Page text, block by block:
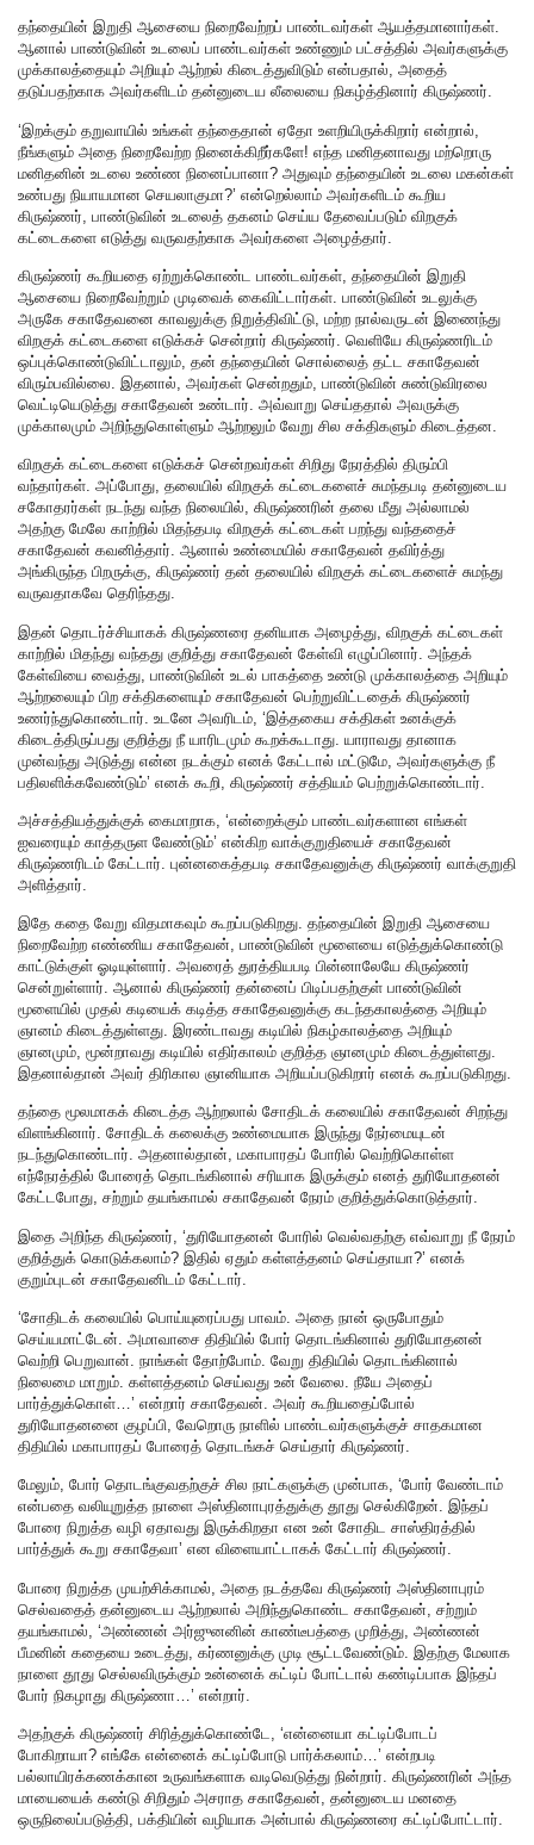
தந்தையின் இறுதி ஆசையை நிறைவேற்றப் பாண்டவர்கள் ஆயத்தமானார்கள்.
ஆனால் பாண்டுவின் உடலைப் பாண்டவர்கள் உண்ணும் பட்சத்தில் அவர்களுக்கு
முக்காலத்தையும் அறியும் ஆற்றல் கிடைத்துவிடும் என்பதால், அதைத்
தடுப்பதற்காக அவர்களிடம் தன்னுடைய லீலையை நிகழ்த்தினார் கிருஷ்ணர்.
‘இறக்கும் தறுவாயில் உங்கள் தந்தைதான் ஏதோ உளறியிருக்கிறார் என்றால்,
நீங்களும் அதை நிறைவேற்ற நினைக்கிறீர்களே! எந்த மனிதனாவது மற்றொரு
மனிதனின் உடலை உண்ண நினைப்பானா? அதுவும் தந்தையின் உடலை மகன்கள்
உண்பது நியாயமான செயலாகுமா?’ என்றெல்லாம் அவர்களிடம் கூறிய
கிருஷ்ணர், பாண்டுவின் உடலைத் தகனம் செய்ய தேவைப்படும் விறகுக்
கட்டைகளை எடுத்து வருவதற்காக அவர்களை அழைத்தார்.
கிருஷ்ணர் கூறியதை ஏற்றுக்கொண்ட பாண்டவர்கள், தந்தையின் இறுதி
ஆசையை நிறைவேற்றும் முடிவைக் கைவிட்டார்கள். பாண்டுவின் உடலுக்கு
அருகே சகாதேவனை காவலுக்கு நிறுத்திவிட்டு, மற்ற நால்வருடன் இணைந்து
விறகுக் கட்டைகளை எடுக்கச் சென்றார் கிருஷ்ணர். வெளியே கிருஷ்ணரிடம்
ஒப்புக்கொண்டுவிட்டாலும், தன் தந்தையின் சொல்லைத் தட்ட சகாதேவன்
விரும்பவில்லை. இதனால், அவர்கள் சென்றதும், பாண்டுவின் சுண்டுவிரலை
வெட்டியெடுத்து சகாதேவன் உண்டார். அவ்வாறு செய்ததால் அவருக்கு
முக்காலமும் அறிந்துகொள்ளும் ஆற்றலும் வேறு சில சக்திகளும் கிடைத்தன.
விறகுக் கட்டைகளை எடுக்கச் சென்றவர்கள் சிறிது நேரத்தில் திரும்பி
வந்தார்கள். அப்போது, தலையில் விறகுக் கட்டைகளைச் சுமந்தபடி தன்னுடைய
சகோதரர்கள் நடந்து வந்த நிலையில், கிருஷ்ணரின் தலை மீது அல்லாமல்
அதற்கு மேலே காற்றில் மிதந்தபடி விறகுக் கட்டைகள் பறந்து வந்ததைச்
சகாதேவன் கவனித்தார். ஆனால் உண்மையில் சகாதேவன் தவிர்த்து
அங்கிருந்த பிறருக்கு, கிருஷ்ணர் தன் தலையில் விறகுக் கட்டைகளைச் சுமந்து
வருவதாகவே தெரிந்தது.
இதன் தொடர்ச்சியாகக் கிருஷ்ணரை தனியாக அழைத்து, விறகுக் கட்டைகள்
காற்றில் மிதந்து வந்தது குறித்து சகாதேவன் கேள்வி எழுப்பினார். அந்தக்
கேள்வியை வைத்து, பாண்டுவின் உடல் பாகத்தை உண்டு முக்காலத்தை அறியும்
ஆற்றலையும் பிற சக்திகளையும் சகாதேவன் பெற்றுவிட்டதைக் கிருஷ்ணர்
உணர்ந்துகொண்டார். உடனே அவரிடம், ‘இத்தகைய சக்திகள் உனக்குக்
கிடைத்திருப்பது குறித்து நீ யாரிடமும் கூறக்கூடாது. யாராவது தானாக
முன்வந்து அடுத்து என்ன நடக்கும் எனக் கேட்டால் மட்டுமே, அவர்களுக்கு நீ
பதிலளிக்கவேண்டும்’ எனக் கூறி, கிருஷ்ணர் சத்தியம் பெற்றுக்கொண்டார்.
அச்சத்தியத்துக்குக் கைமாறாக, ‘என்றைக்கும் பாண்டவர்களான எங்கள்
ஐவரையும் காத்தருள வேண்டும்’ என்கிற வாக்குறுதியைச் சகாதேவன்
கிருஷ்ணரிடம் கேட்டார். புன்னகைத்தபடி சகாதேவனுக்கு கிருஷ்ணர் வாக்குறுதி
அளித்தார்.
இதே கதை வேறு விதமாகவும் கூறப்படுகிறது. தந்தையின் இறுதி ஆசையை
நிறைவேற்ற எண்ணிய சகாதேவன், பாண்டுவின் மூளையை எடுத்துக்கொண்டு
காட்டுக்குள் ஓடியுள்ளார். அவரைத் துரத்தியபடி பின்னாலேயே கிருஷ்ணர்
சென்றுள்ளார். ஆனால் கிருஷ்ணர் தன்னைப் பிடிப்பதற்குள் பாண்டுவின்
மூளையில் முதல் கடியைக் கடித்த சகாதேவனுக்கு கடந்தகாலத்தை அறியும்
ஞானம் கிடைத்துள்ளது. இரண்டாவது கடியில் நிகழ்காலத்தை அறியும்
ஞானமும், மூன்றாவது கடியில் எதிர்காலம் குறித்த ஞானமும் கிடைத்துள்ளது.
இதனால்தான் அவர் திரிகால ஞானியாக அறியப்படுகிறார் எனக் கூறப்படுகிறது.
தந்தை மூலமாகக் கிடைத்த ஆற்றலால் சோதிடக் கலையில் சகாதேவன் சிறந்து
விளங்கினார். சோதிடக் கலைக்கு உண்மையாக இருந்து நேர்மையுடன்
நடந்துகொண்டார். அதனால்தான், மகாபாரதப் போரில் வெற்றிகொள்ள
எந்நேரத்தில் போரைத் தொடங்கினால் சரியாக இருக்கும் எனத் துரியோதனன்
கேட்டபோது, சற்றும் தயங்காமல் சகாதேவன் நேரம் குறித்துக்கொடுத்தார்.
இதை அறிந்த கிருஷ்ணர், ‘துரியோதனன் போரில் வெல்வதற்கு எவ்வாறு நீ நேரம்
குறித்துக் கொடுக்கலாம்? இதில் ஏதும் கள்ளத்தனம் செய்தாயா?’ எனக்
குறும்புடன் சகாதேவனிடம் கேட்டார்.
‘சோதிடக் கலையில் பொய்யுரைப்பது பாவம். அதை நான் ஒருபோதும்
செய்யமாட்டேன். அமாவாசை திதியில் போர் தொடங்கினால் துரியோதனன்
வெற்றி பெறுவான். நாங்கள் தோற்போம். வேறு திதியில் தொடங்கினால்
நிலைமை மாறும். கள்ளத்தனம் செய்வது உன் வேலை. நீயே அதைப்
பார்த்துக்கொள்…’ என்றார் சகாதேவன். அவர் கூறியதைப்போல்
துரியோதனனை குழப்பி, வேறொரு நாளில் பாண்டவர்களுக்குச் சாதகமான
திதியில் மகாபாரதப் போரைத் தொடங்கச் செய்தார் கிருஷ்ணர்.
மேலும், போர் தொடங்குவதற்குச் சில நாட்களுக்கு முன்பாக, ‘போர் வேண்டாம்
என்பதை வலியுறுத்த நாளை அஸ்தினாபுரத்துக்கு தூது செல்கிறேன். இந்தப்
போரை நிறுத்த வழி ஏதாவது இருக்கிறதா என உன் சோதிட சாஸ்திரத்தில்
பார்த்துக் கூறு சகாதேவா’ என விளையாட்டாகக் கேட்டார் கிருஷ்ணர்.
போரை நிறுத்த முயற்சிக்காமல், அதை நடத்தவே கிருஷ்ணர் அஸ்தினாபுரம்
செல்வதைத் தன்னுடைய ஆற்றலால் அறிந்துகொண்ட சகாதேவன், சற்றும்
தயங்காமல், ‘அண்ணன் அர்ஜுனனின் காண்டீபத்தை முறித்து, அண்ணன்
பீமனின் கதையை உடைத்து, கர்ணனுக்கு முடி சூட்டவேண்டும். இதற்கு மேலாக
நாளை தூது செல்லவிருக்கும் உன்னைக் கட்டிப் போட்டால் கண்டிப்பாக இந்தப்
போர் நிகழாது கிருஷ்ணா…’ என்றார்.
அதற்குக் கிருஷ்ணர் சிரித்துக்கொண்டே, ‘என்னையா கட்டிப்போடப்
போகிறாயா? எங்கே என்னைக் கட்டிப்போடு பார்க்கலாம்…’ என்றபடி
பல்லாயிரக்கணக்கான உருவங்களாக வடிவெடுத்து நின்றார். கிருஷ்ணரின் அந்த
மாயையைக் கண்டு சிறிதும் அசராத சகாதேவன், தன்னுடைய மனதை
ஒருநிலைப்படுத்தி, பக்தியின் வழியாக அன்பால் கிருஷ்ணரை கட்டிப்போட்டார்.